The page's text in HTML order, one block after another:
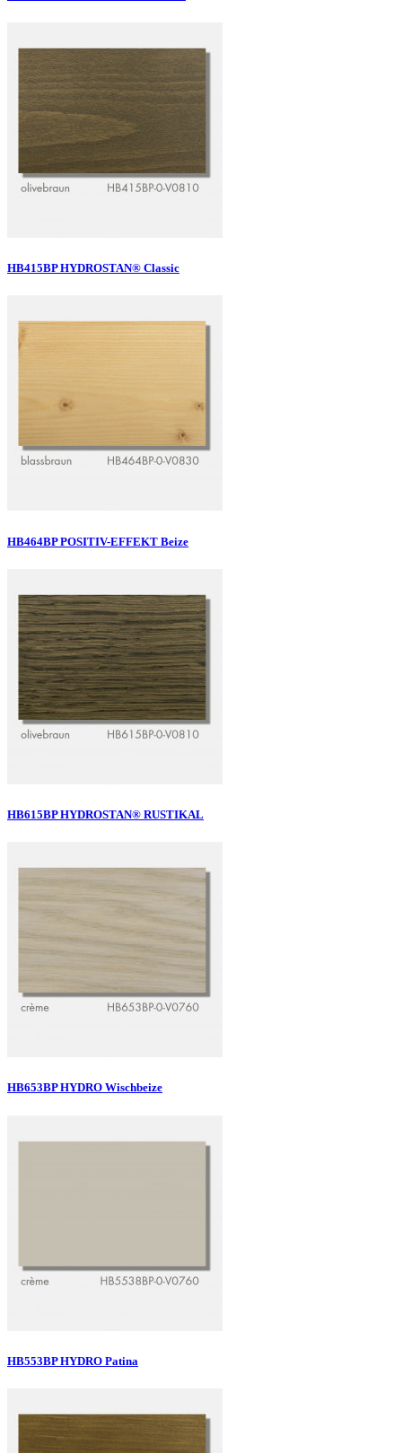
HB415BP HYDROSTAN® Classic
HB464BP POSITIV-EFFEKT Beize
HB615BP HYDROSTAN® RUSTIKAL
HB653BP HYDRO Wischbeize
HB553BP HYDRO Patina